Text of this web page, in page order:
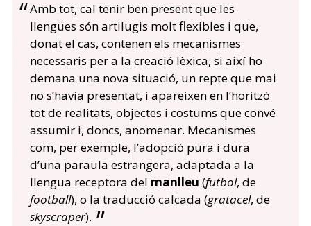
Amb tot, cal tenir ben present que les
llengües són artilugis molt flexibles i que,
donat el cas, contenen els mecanismes
necessaris per a la creació lèxica, si així ho
demana una nova situació, un repte que mai
no s’havia presentat, i apareixen en l’horitzó
tot de realitats, objectes i costums que convé
assumir i, doncs, anomenar. Mecanismes
com, per exemple, l’adopció pura i dura
d’una paraula estrangera, adaptada a la
llengua receptora del manlleu (futbol, de
football), o la traducció calcada (gratacel, de
skyscraper).